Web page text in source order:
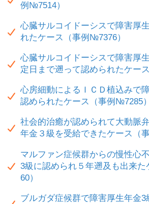
例№7514）
心臓サルコイドーシスで障害厚
れたケース（事例№7376）
心臓サルコイドーシスで障害厚
定日まで遡って認められたケー
心房細動によるＩＣＤ植込みで
認められたケース（事例№7285）
社会的治癒が認められて大動脈
年金３級を受給できたケース（
マルファン症候群からの慢性心
3級に認められ５年遡及も出来
60）
ブルガダ症候群で障害厚生年金